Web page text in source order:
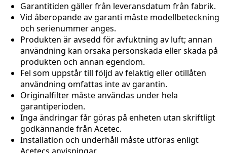
Garantitiden gäller från leveransdatum från fabrik.
Vid åberopande av garanti måste modellbeteckning
och serienummer anges.
Produkten är avsedd för avfuktning av luft; annan
användning kan orsaka personskada eller skada på
produkten och annan egendom.
Fel som uppstår till följd av felaktig eller otillåten
användning omfattas inte av garantin.
Originalfilter måste användas under hela
garantiperioden.
Inga ändringar får göras på enheten utan skriftligt
godkännande från Acetec.
Installation och underhåll måste utföras enligt